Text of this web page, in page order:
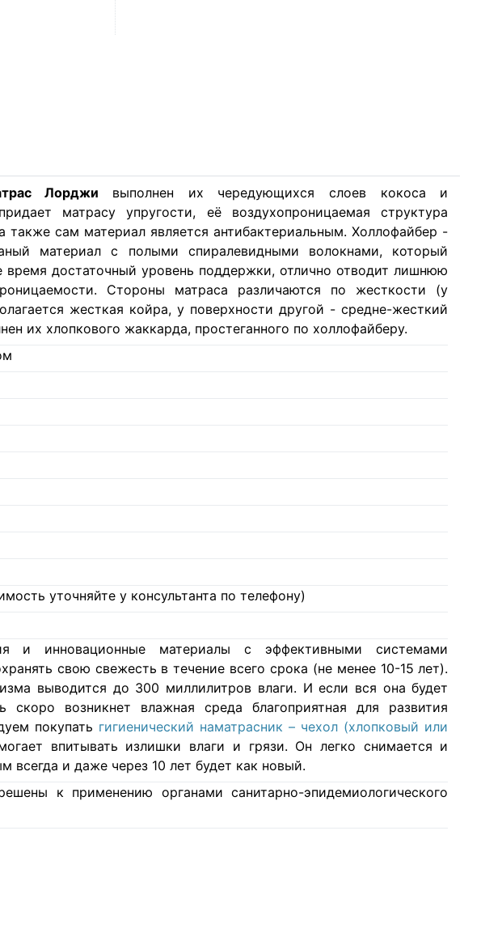
Лорджи выполнен их чередующихся слоев кокоса и
матрасу упругости, её воздухопроницаемая структура
также сам материал является антибактериальным. Холлофайбер -
материал с полыми спиралевидными волокнами, который
время достаточный уровень поддержки, отлично отводит лишнюю
Стороны матраса различаются по жесткости (у
жесткая койра, у поверхности другой - средне-жесткий
их хлопкового жаккарда, простеганного по холлофайберу.
уточняйте у консультанта по телефону)
и инновационные материалы с эффективными системами
свою свежесть в течение всего срока (не менее 10-15 лет).
выводится до 300 миллилитров влаги. И если вся она будет
скоро возникнет влажная среда благоприятная для развития
покупать гигиенический наматрасник – чехол (хлопковый или
впитывать излишки влаги и грязи. Он легко снимается и
всегда и даже через 10 лет будет как новый.
к применению органами санитарно-эпидемиологического